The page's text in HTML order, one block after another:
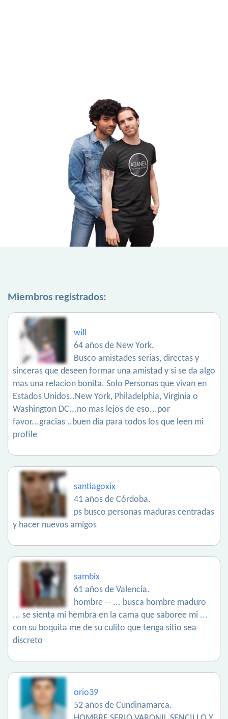
Miembros registrados:
will
64 años de New York.
Busco amistades serias, directas y
sinceras que deseen formar una amistad y si se da algo
mas una relacion bonita. Solo Personas que vivan en
Estados Unidos..New York, Philadelphia, Virginia o
Washington DC...no mas lejos de eso...por
favor...gracias ..buen dia para todos los que leen mi
profile
santiagoxix
41 años de Córdoba.
ps busco personas maduras centradas
y hacer nuevos amigos
sambix
61 años de Valencia.
hombre -- ... busca hombre maduro
... se sienta mi hembra en la cama que saboree mi ...
con su boquita me de su culito que tenga sitio sea
discreto
orio39
52 años de Cundinamarca.